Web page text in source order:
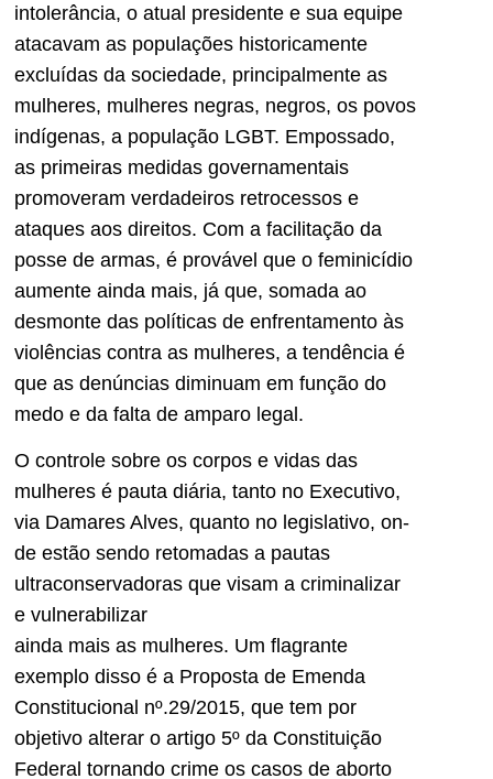
intolerân­cia, o atual presidente e sua equi­pe
atacavam as populações histo­ricamente
excluídas da sociedade, principalmente as
mulheres, mulheres negras, negros, os povos
indígenas, a população LGBT. Empossado,
as primeiras medi­das governamentais
promoveram verdadeiros retrocessos e
ataques aos direitos. Com a facilitação da
posse de armas, é provável que o feminicídio
aumente ainda mais, já que, somada ao
desmonte das políticas de enfrentamento às
violências contra as mulheres, a tendência é
que as denúncias di­minuam em função do
medo e da falta de amparo legal.
O controle sobre os corpos e vidas das
mulheres é pauta diária, tanto no Executivo,
via Damares Alves, quanto no legislativo, on­
de estão sendo retomadas a pau­tas
ultraconservadoras que visam a criminalizar
e vulnerabilizar
ainda mais as mulheres. Um fla­grante
exemplo disso é a Propos­ta de Emenda
Constitucional nº.29/2015, que tem por
objetivo al­terar o artigo 5º da Constituição
Federal tornando crime os casos de aborto